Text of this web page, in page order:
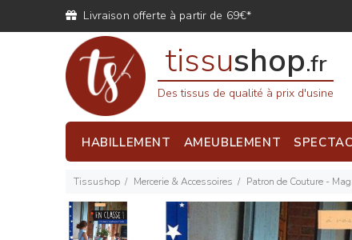
Livraison offerte à partir de 69€*
tissushop.fr
Des tissus de qualité à prix d'usine
HABILLEMENT AMEUBLEMENT
Tissushop Mercerie & Accessoires Patron de Couture -